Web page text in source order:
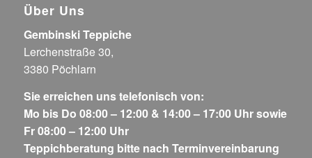
Über Uns
Gembinski Teppiche
Lerchenstraße 30,
3380 Pöchlarn
Sie erreichen uns telefonisch von:
Mo bis Do 08:00 – 12:00 & 14:00 – 17:00 Uhr sowie
Fr 08:00 – 12:00 Uhr
Teppichberatung bitte nach Terminvereinbarung